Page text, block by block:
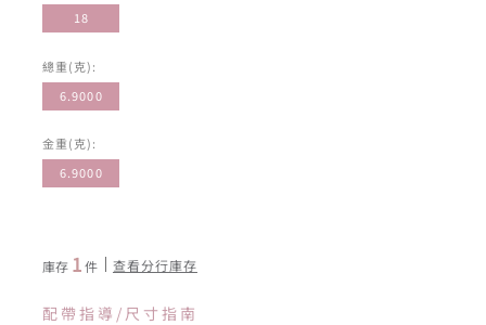
18
總重(克):
6.9000
金重(克):
6.9000
庫存 1件 查看分行庫存
配帶指導/尺寸指南